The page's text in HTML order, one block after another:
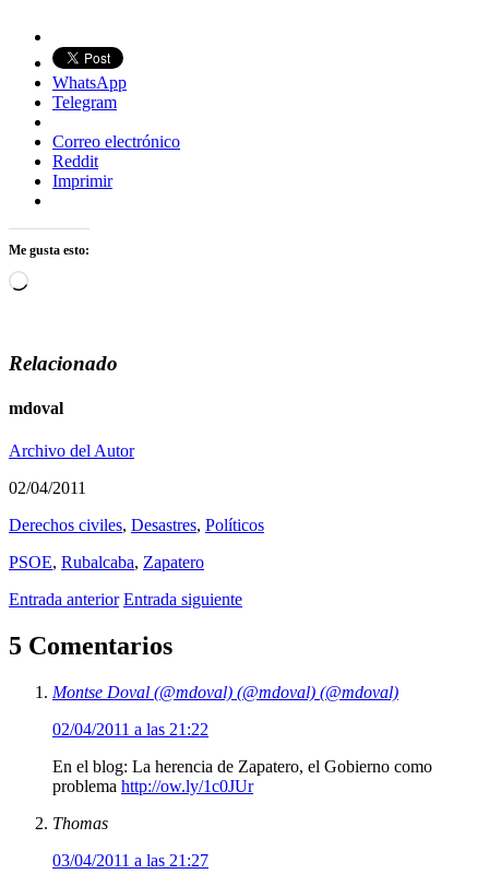
WhatsApp
Telegram
Correo electrónico
Reddit
Imprimir
Me gusta esto:
Cargando...
Relacionado
mdoval
Archivo del Autor
02/04/2011
Derechos civiles, Desastres, Polí­ticos
PSOE, Rubalcaba, Zapatero
Entrada anterior Entrada siguiente
5 Comentarios
Montse Doval (@mdoval) (@mdoval) (@mdoval)
02/04/2011 a las 21:22
En el blog: La herencia de Zapatero, el Gobierno como
problema http://ow.ly/1c0JUr
Thomas
03/04/2011 a las 21:27